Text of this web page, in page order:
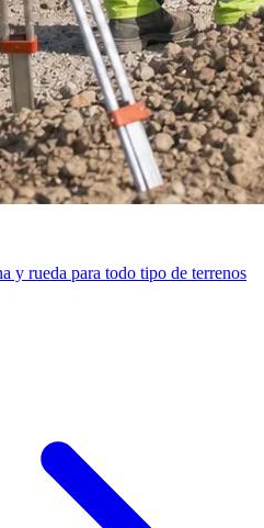
y rueda para todo tipo de terrenos